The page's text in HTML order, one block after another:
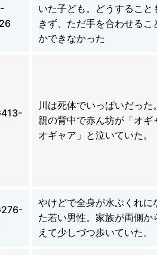
いた子ども。どうすること
きず、ただ手を合わせるこ
かできなかった
川は死体でいっぱいだった
親の背中で赤ん坊が「オギ
オギャア」と泣いていた。
やけどで全身が水ぶくれに
た若い男性。家族が両側か
えて少しづつ歩いていた。